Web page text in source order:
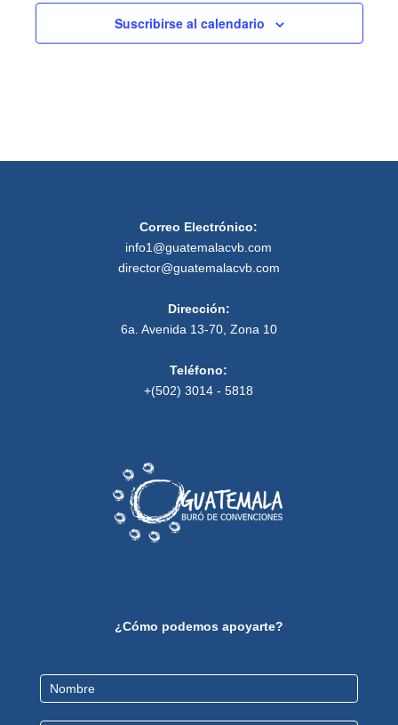
Suscribirse al calendario
Correo Electrónico:
info1@guatemalacvb.com
director@guatemalacvb.com
Dirección:
6a. Avenida 13-70, Zona 10
Teléfono:
+(502) 3014 - 5818
¿Cómo podemos apoyarte?
Contact
Us